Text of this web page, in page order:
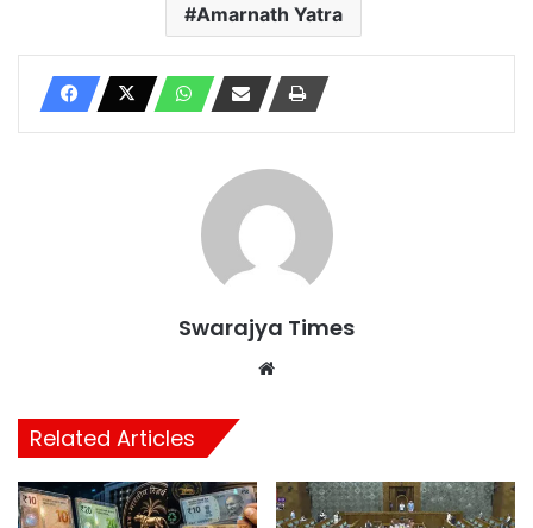
Amarnath Yatra
Swarajya Times
Related Articles